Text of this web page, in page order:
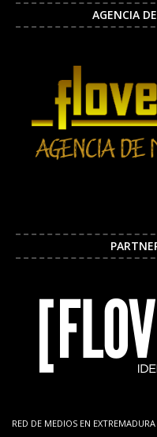
AGENCIA
RED DE MEDIOS EN EXTREMADURA